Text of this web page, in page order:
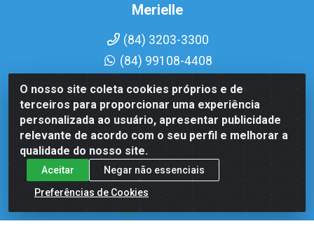
O nosso site coleta cookies próprios e de
terceiros para proporcionar uma experiência
personalizada ao usuário, apresentar publicidade
relevante de acordo com o seu perfil e melhorar a
qualidade do nosso site.
Aceitar
Negar não essenciais
Preferências de Cookies
Merielle
(84) 3203-3300
(84) 99108-4408
vendas7@casanorte.com.br
Casa Norte LTDA - Av. Interventor Mário Câmara, 1815 - Dix-
Sept Rosado, Natal/RN - CEP 59054-600 - CNPJ
08.713.513/0001-51